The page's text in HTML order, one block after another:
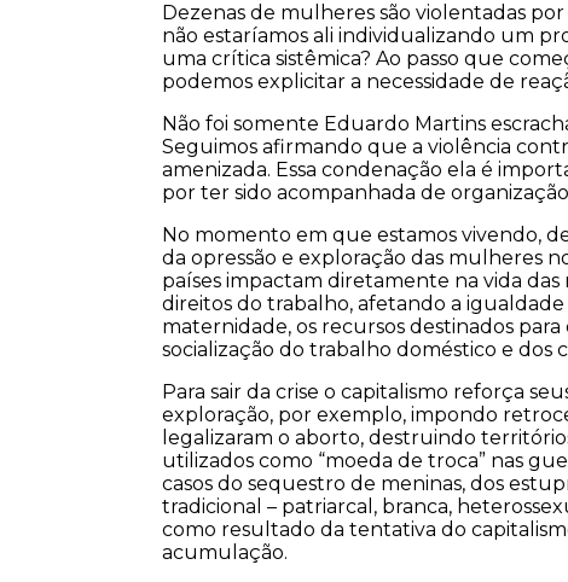
Dezenas de mulheres são violentadas
não estaríamos ali individualizando um
uma crítica sistêmica? Ao passo que
podemos explicitar a necessidade de
Não foi somente Eduardo Martins
Seguimos afirmando que a violência
amenizada. Essa condenação ela é
por ter sido acompanhada de
No momento em que estamos vivendo,
da opressão e exploração das mulheres
países impactam diretamente na vida
direitos do trabalho, afetando a igualdade
maternidade, os recursos destinados para
socialização do trabalho doméstico e dos
Para sair da crise o capitalismo reforça
exploração, por exemplo, impondo
legalizaram o aborto, destruindo
utilizados como “moeda de troca” nas
casos do sequestro de meninas, dos
tradicional – patriarcal, branca,
como resultado da tentativa do
acumulação.